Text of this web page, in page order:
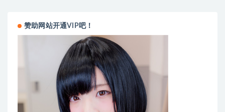
赞助网站开通VIP吧！